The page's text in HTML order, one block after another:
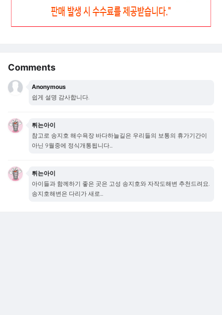
Comments
Anonymous
쉽게 설명 감사합니다.
튀는아이
참고로 송지호 해수욕장 바다하늘길은 우리들의 보통의 휴가기간이
아닌 9월중에 정식개통됩니다...
튀는아이
아이들과 함께하기 좋은 곳은 고성 송지호와 자작도해변 추천드려요.
송지호해변은 다리가 새로...